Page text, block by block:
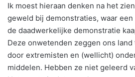
Ik moest hieraan denken na het
geweld bij demonstraties, waar
de daadwerkelijke demonstratie
Deze onwetenden zeggen ons
door extremisten en (wellicht)
middelen. Hebben ze niet geleerd